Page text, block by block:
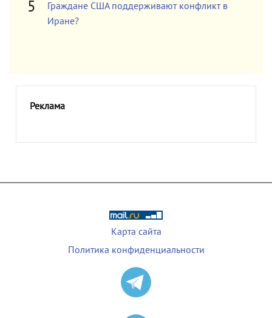
Граждане США поддерживают конфликт в
Иране?
Реклама
Карта сайта
Политика конфиденциальности